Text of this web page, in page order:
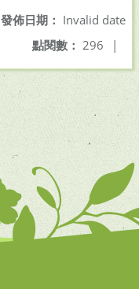
發佈日期： Invalid date
點閱數： 296 |